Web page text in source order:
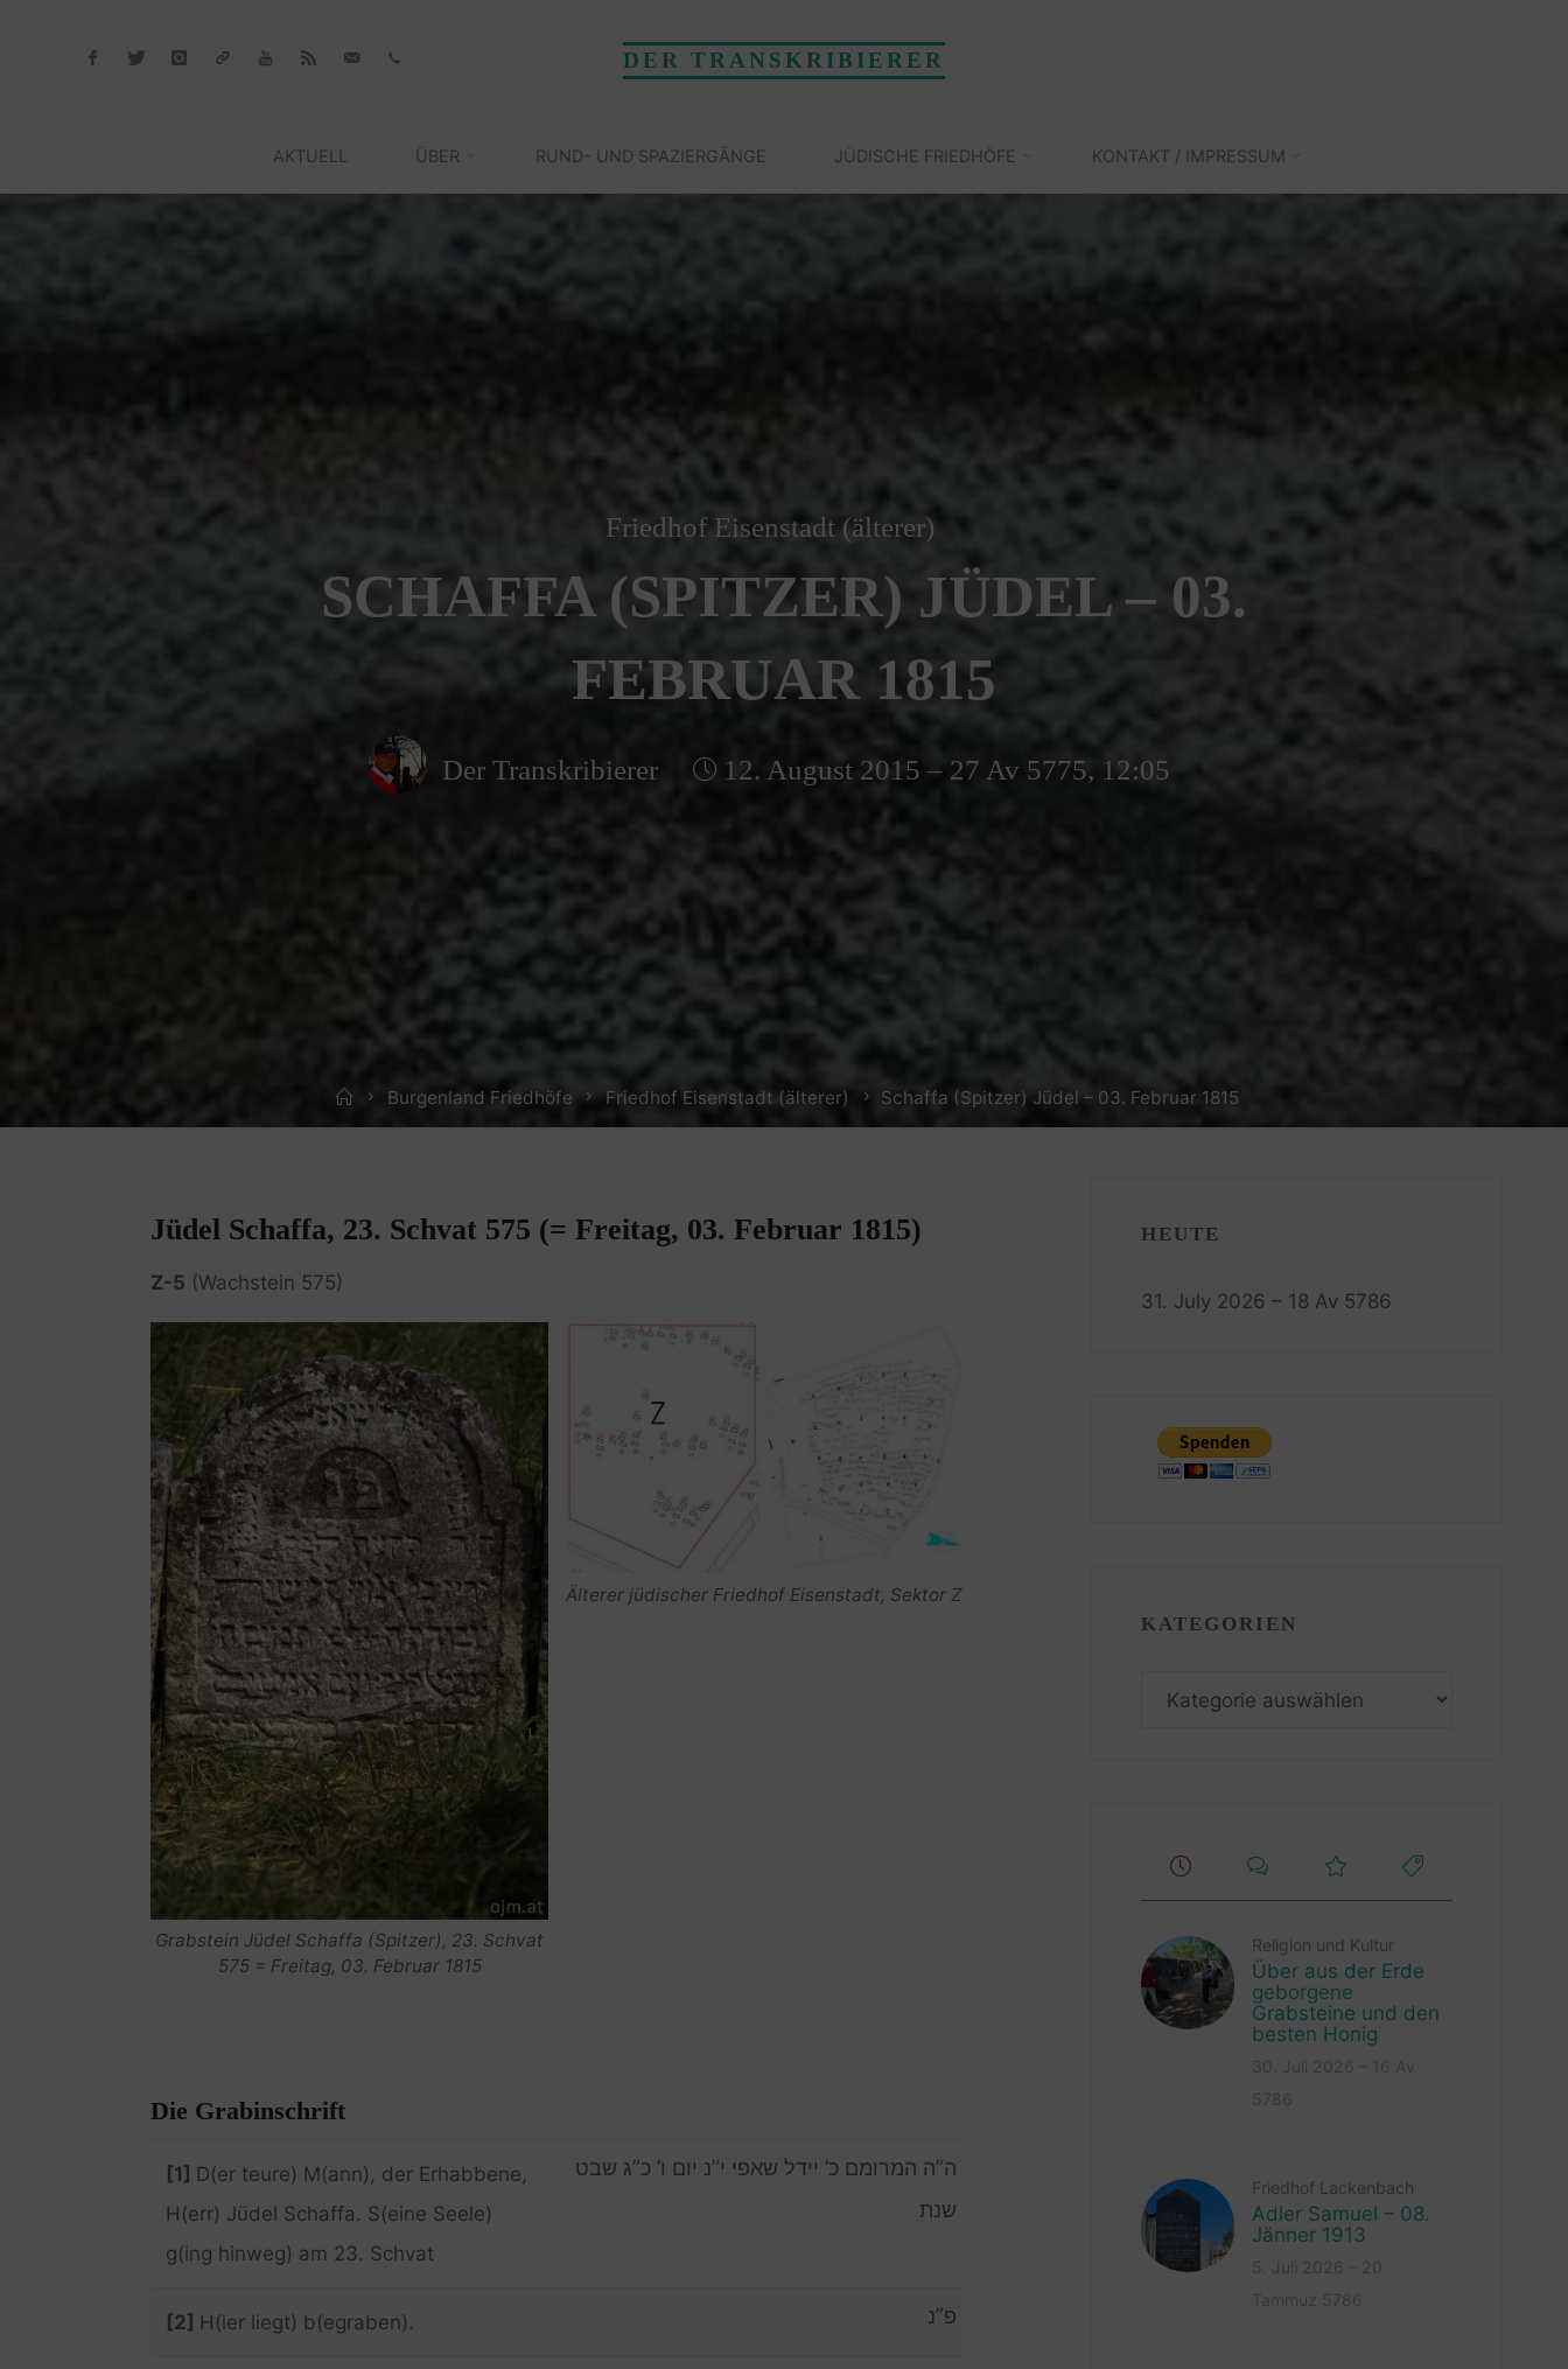
DER TRANSKRIBIERER
AKTUELL ÜBER RUND- UND SPAZIERGÄNGE JÜDISCHE FRIEDHÖFE KONTAKT / IMPRESSUM
Friedhof Eisenstadt (älterer)
SCHAFFA (SPITZER) JÜDEL – 03.
FEBRUAR 1815
Der Transkribierer 12. August 2015 – 27 Av 5775, 12:05
HomeBurgenland Friedhöfe Friedhof Eisenstadt (älterer) Schaffa (Spitzer) Jüdel – 03. Februar 1815
Jüdel Schaffa, 23. Schvat 575 (= Freitag, 03. Februar 1815)
Z-5 (Wachstein 575)
Grabstein Jüdel Schaffa (Spitzer), 23. Schvat
575 = Freitag, 03. Februar 1815
Älterer jüdischer Friedhof Eisenstadt, Sektor Z
Die Grabinschrift
[1] D(er teure) M(ann), der Erhabbene,
H(err) Jüdel Schaffa. S(eine Seele)
g(ing hinweg) am 23. Schvat
ה”ה המרומם כ’ יידל שאפי י”נ יום ו’ כ”ג שבט
שנת
[2] H(ier liegt) b(egraben). פ”נ
HEUTE
31. July 2026 – 18 Av 5786
KATEGORIEN
Religion und Kultur
Über aus der Erde
geborgene
Grabsteine und den
besten Honig
Friedhof Lackenbach
Adler Samuel – 08.
Jänner 1913